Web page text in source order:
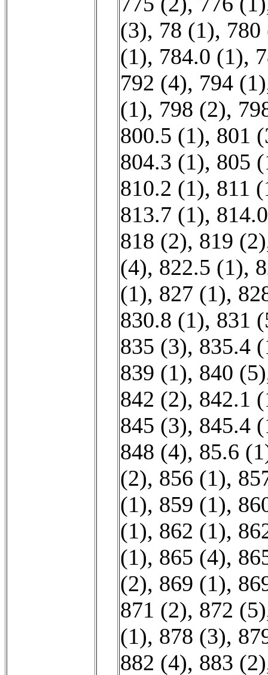
(3), 78 (1), 780
(1), 784.0 (1),
792 (4), 794 (1)
(1), 798 (2),
800.5 (1), 801
804.3 (1), 805
810.2 (1), 811
813.7 (1),
818 (2), 819 (2)
(4), 822.5 (1),
(1), 827 (1),
830.8 (1), 831
835 (3), 835.4
839 (1), 840 (5)
842 (2), 842.1
845 (3), 845.4
848 (4), 85.6
(2), 856 (1),
(1), 859 (1),
(1), 862 (1),
(1), 865 (4),
(2), 869 (1),
871 (2), 872 (5)
(1), 878 (3),
882 (4), 883 (2)